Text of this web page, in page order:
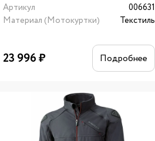
Артикул
006631
Материал (Мотокуртки)
Текстиль
23 996₽ Подробнее